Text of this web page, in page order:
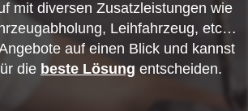
mit diversen Zusatzleistungen wie
Leihfahrzeug, etc…
auf einen Blick und kannst
die beste Lösung entscheiden.